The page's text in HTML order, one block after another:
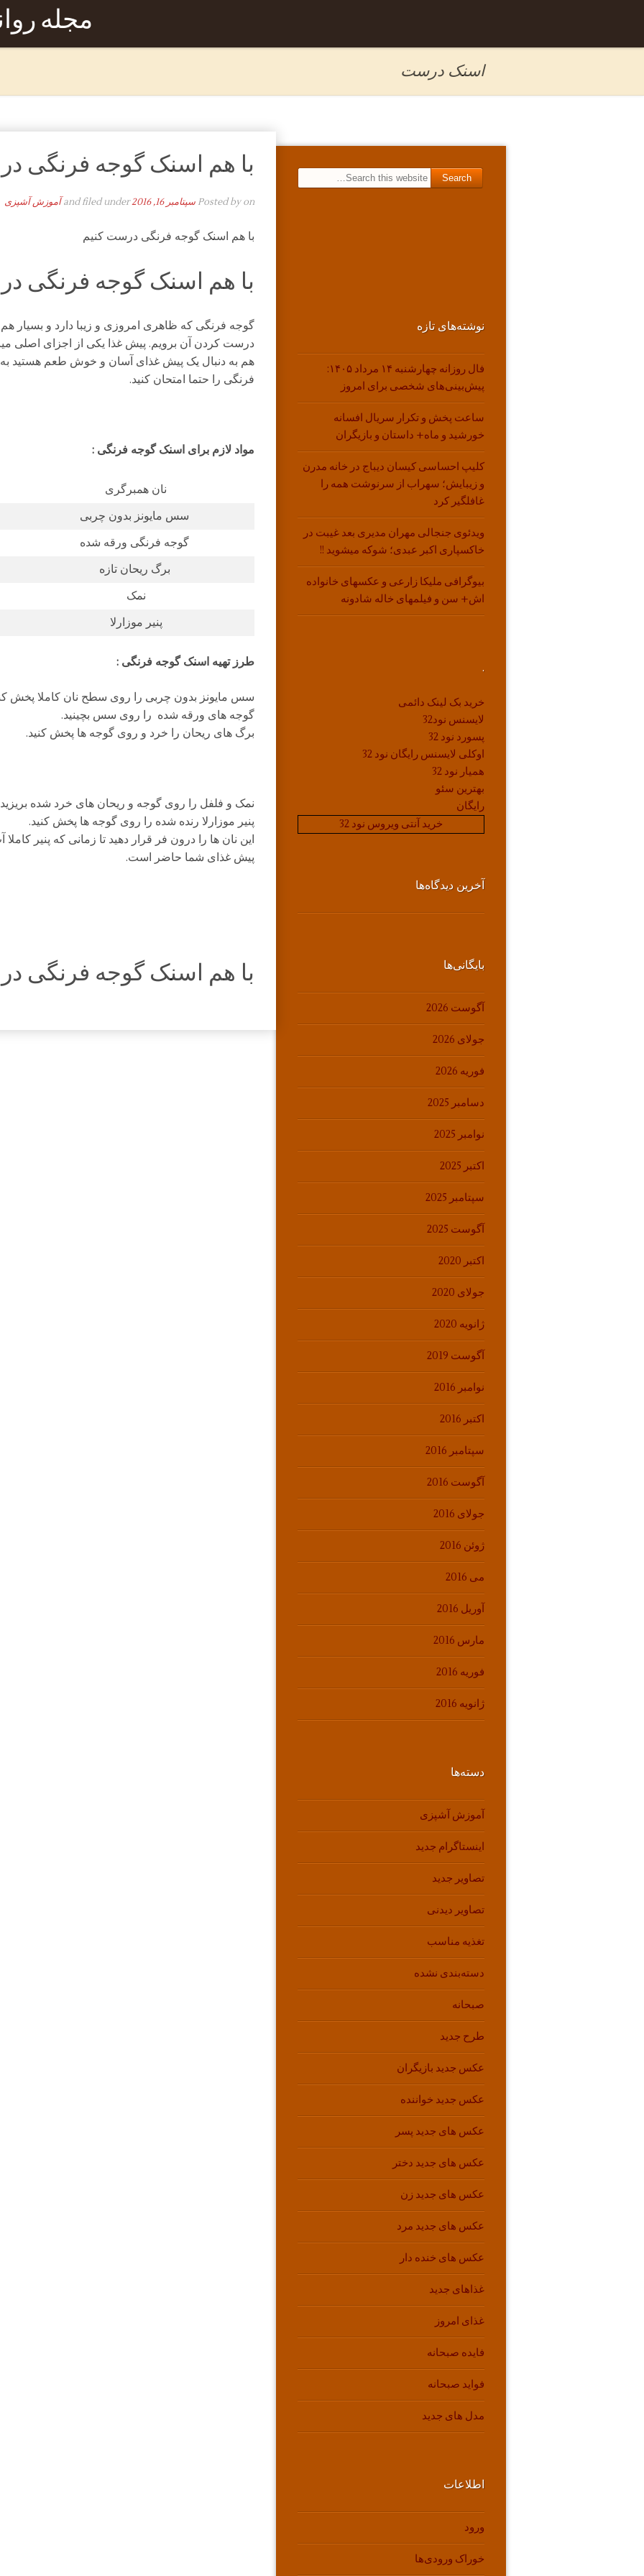
مجله
اسنک درست
با هم اسنک گوجه فرنگی
Posted byon سپتامبر 16, 2016 and filed under آموزش آشپزی
با هم اسنک گوجه فرنگی درست کنیم
با هم اسنک گوجه فرنگی
گوجه فرنگی که ظاهری امروزی و زیبا دارد و بسیار
درست کردن آن برویم. پیش غذا یکی از اجزای اصلی
هم به دنبال یک پیش غذای آسان و خوش طعم هستید
فرنگی را حتما امتحان کنید.
مواد لازم برای اسنک گوجه فرنگی :
نان همبرگری
سس مایونز بدون چربی
گوجه فرنگی ورقه شده
برگ ریحان تازه
نمک
پنیر موزارلا
طرز تهیه اسنک گوجه فرنگی :
سس مایونز بدون چربی را روی سطح نان کاملا پخش
گوجه های ورقه شده را روی سس بچینید.
برگ های ریحان را خرد و روی گوجه ها پخش کنید.
نمک و فلفل را روی گوجه و ریحان های خرد شده
پنیر موزارلا رنده شده را روی گوجه ها پخش کنید.
این نان ها را درون فر قرار دهید تا زمانی که پنیر
پیش غذای شما حاضر است.
با هم اسنک گوجه فرنگی
Search for:
نوشته‌های تازه
فال روزانه چهارشنبه ۱۴ مرداد ۱۴۰۵:
پیش‌بینی‌های شخصی برای امروز
ساعت پخش و تکرار سریال افسانه
خورشید و ماه+ داستان و بازیگران
کلیپ احساسی کیسان دیباج در خانه مدرن
و زیبایش؛ سهراب از سرنوشت همه را
غافلگیر کرد
ویدئوی جنجالی مهران مدیری بعد غیبت در
خاکسپاری اکبر عبدی؛ شوکه میشوید !!
بیوگرافی ملیکا زارعی و عکسهای خانواده
اش+ سن و فیلمهای خاله شادونه
.
خرید بک لینک دائمی
لایسنس نود32
پسورد نود 32
اوکلی لایسنس رایگان نود 32
همیار نود 32
بهترین سئو
رایگان
خرید آنتی ویروس نود 32
آخرین دیدگاه‌ها
بایگانی‌ها
آگوست 2026
جولای 2026
فوریه 2026
دسامبر 2025
نوامبر 2025
اکتبر 2025
سپتامبر 2025
آگوست 2025
اکتبر 2020
جولای 2020
ژانویه 2020
آگوست 2019
نوامبر 2016
اکتبر 2016
سپتامبر 2016
آگوست 2016
جولای 2016
ژوئن 2016
می 2016
آوریل 2016
مارس 2016
فوریه 2016
ژانویه 2016
دسته‌ها
آموزش آشپزی
اینستاگرام جدید
تصاویر جدید
تصاویر دیدنی
تغذیه مناسب
دسته‌بندی نشده
صبحانه
طرح جدید
عکس جدید بازیگران
عکس جدید خواننده
عکس های جدید پسر
عکس های جدید دختر
عکس های جدید زن
عکس های جدید مرد
عکس های خنده دار
غذاهای جدید
غذای امروز
فایده صبحانه
فواید صبحانه
مدل های جدید
اطلاعات
ورود
خوراک ورودی‌ها